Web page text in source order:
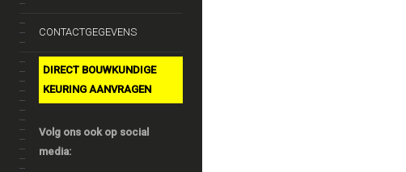
CONTACTGEGEVENS
DIRECT BOUWKUNDIGE
KEURING AANVRAGEN
Volg ons ook op social
media: